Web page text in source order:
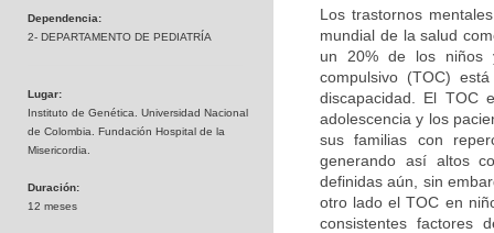
Dependencia:
2- DEPARTAMENTO DE PEDIATRÍA
Lugar:
Instituto de Genética. Universidad Nacional
de Colombia. Fundación Hospital de la
Misericordia.
Duración:
12 meses
Los trastornos
mundial de la salud
un 20% de los niños
compulsivo (TOC)
discapacidad. El TOC
adolescencia y los
sus familias con
generando así altos
definidas aún, sin
otro lado el TOC en
consistentes factores